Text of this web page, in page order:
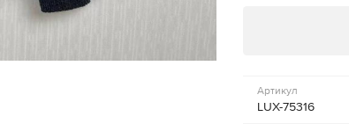
Артикул
LUX-75316